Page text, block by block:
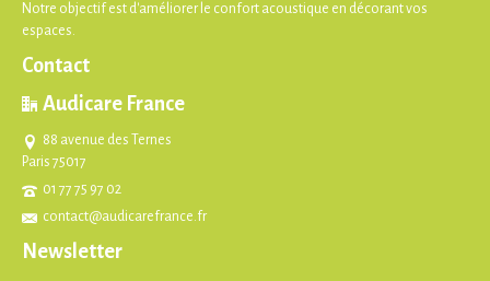
Notre objectif est d'améliorer le confort acoustique en décorant vos
espaces.
Contact
Audicare France
88 avenue des Ternes
Paris 75017
01 77 75 97 02
contact@audicarefrance.fr
Newsletter